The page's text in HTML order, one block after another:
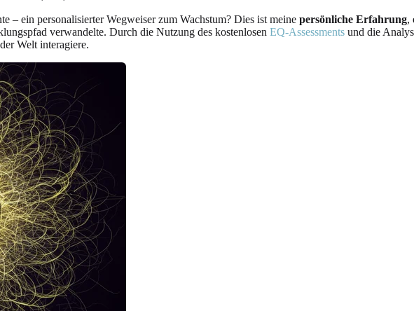
– ein personalisierter Wegweiser zum Wachstum? Dies ist meine persönliche Erfahrung,
verwandelte. Durch die Nutzung des kostenlosen EQ-Assessments und die
Welt interagiere.